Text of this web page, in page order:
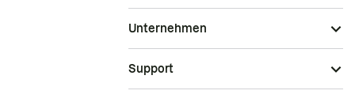
Unternehmen
Support